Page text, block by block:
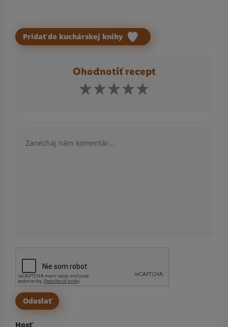
Pridať do kuchárskej knihy
Ohodnotiť recept
Hosť